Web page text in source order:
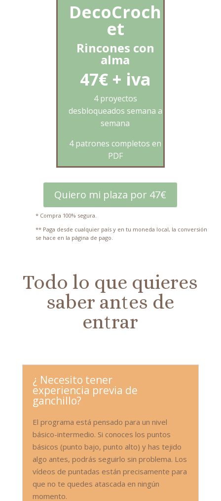
DecoCroch
et
Rincones con
alma
47€ + iva
4 proyectos
desbloqueados semana a
semana
4 patrones completos en
PDF
puntadas
Bonus extra: Ebook
recopilatorio al finalizar
Acceso a través de
Quiero mi plaza por 47€
* Compra 100% segura.
** Paga desde cualquier país y en tu moneda local, la conversión
se hace en la página de pago.
Todo lo que quieres
saber antes de
entrar
¿ Necesito tener
experiencia previa de
ganchillo?
El programa está pensado para un nivel
básico-intermedio. Si conoces los puntos
básicos (punto bajo, punto alto) y has tejido
algo antes, podrás seguirlo sin problema. Los
vídeos de puntadas están precisamente para
que no te quedes atascada en ningún
momento.